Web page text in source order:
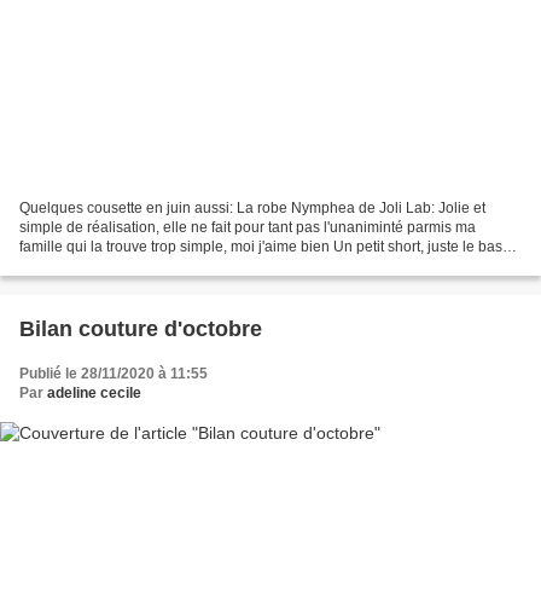
Quelques cousette en juin aussi: La robe Nymphea de Joli Lab: Jolie et
simple de réalisation, elle ne fait pour tant pas l'unaniminté parmis ma
famille qui la trouve trop simple, moi j'aime bien Un petit short, juste le bas
Bilan couture d'octobre
Publié le 28/11/2020 à 11:55
Par adeline cecile